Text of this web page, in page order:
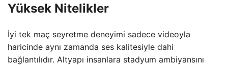
Yüksek Nitelikler
İyi tek maç seyretme deneyimi sadece videoyla
haricinde aynı zamanda ses kalitesiyle dahi
bağlantılıdır. Altyapı insanlara stadyum ambiyansını